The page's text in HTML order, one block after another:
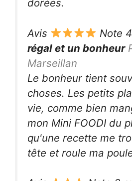
dorées.
Avis Note
régal et un bonheur
Marseillan
Le bonheur tient
choses. Les petits
vie, comme bien
mon Mini FOODI du
qu'une recette me
tête et roule ma